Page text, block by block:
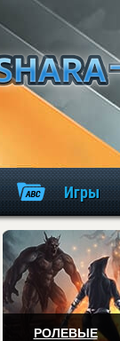
Игры
РОЛЕВЫЕ